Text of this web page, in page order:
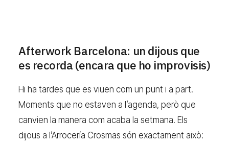
Afterwork Barcelona: un dijous que
es recorda (encara que ho improvisis)
Hi ha tardes que es viuen com un punt i a part.
Moments que no estaven a l’agenda, però que
canvien la manera com acaba la setmana. Els
dijous a l’Arrocería Crosmas són exactament això: